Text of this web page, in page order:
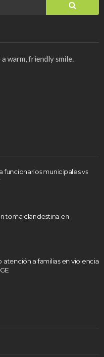
warm, friendly smile.
funcionarios municipales vs
toma clandestina en
a familias en violencia